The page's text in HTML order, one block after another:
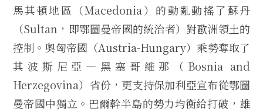
馬其頓地區（Macedonia）的動亂動搖了蘇丹
（Sultan，即鄂圖曼帝國的統治者）對歐洲領土的
控制。奧匈帝國（Austria-Hungary）乘勢奪取了
其波斯尼亞—黑塞哥維那（Bosnia and
Herzegovina）省份，更支持保加利亞宣布從鄂圖
曼帝國中獨立。巴爾幹半島的勢力均衡給打破，雄